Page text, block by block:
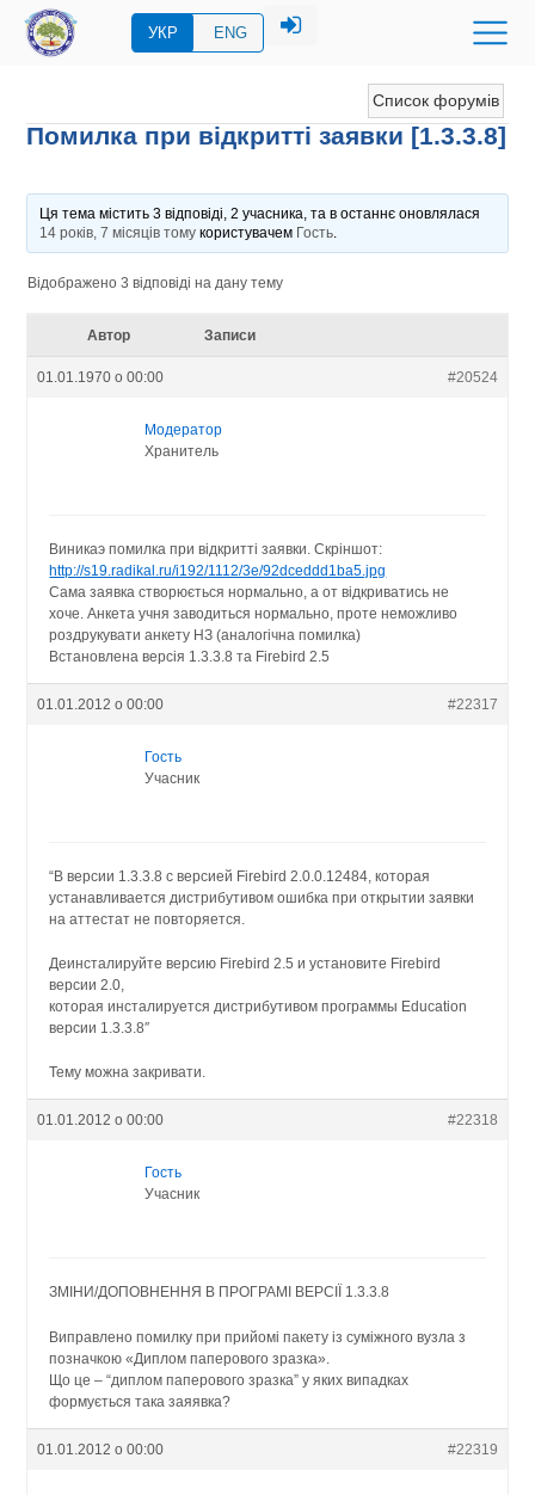
УКР ENG
Список форумів
Помилка при відкритті заявки [1.3.3.8]
Ця тема містить 3 відповіді, 2 учасника, та в останнє оновлялася
14 років, 7 місяців томукористувачем Гость.
Відображено 3 відповіді на дану тему
Автор Записи
01.01.1970 о 00:00 #20524
Модератор
Хранитель
Виникаэ помилка при відкритті заявки. Скріншот:
http://s19.radikal.ru/i192/1112/3e/92dceddd1ba5.jpg
Сама заявка створюється нормально, а от відкриватись не
хоче. Анкета учня заводиться нормально, проте неможливо
роздрукувати анкету НЗ (аналогічна помилка)
Встановлена версія 1.3.3.8 та Firebird 2.5
01.01.2012 о 00:00 #22317
Гость
Учасник
“В версии 1.3.3.8 с версией Firebird 2.0.0.12484, которая
устанавливается дистрибутивом ошибка при открытии заявки
на аттестат не повторяется.
Деинсталируйте версию Firebird 2.5 и установите Firebird
версии 2.0,
которая инсталируется дистрибутивом программы Education
версии 1.3.3.8″
Тему можна закривати.
01.01.2012 о 00:00 #22318
Гость
Учасник
ЗМІНИ/ДОПОВНЕННЯ В ПРОГРАМІ ВЕРСІЇ 1.3.3.8
Виправлено помилку при прийомі пакету із суміжного вузла з
позначкою «Диплом паперового зразка».
Що це – “диплом паперового зразка” у яких випадках
формується така заяявка?
01.01.2012 о 00:00 #22319